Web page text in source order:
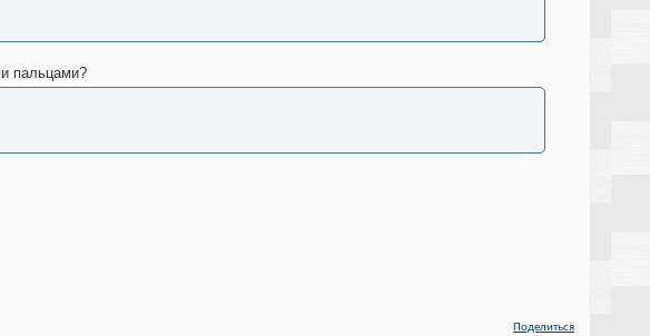
пальцами?
Поделиться